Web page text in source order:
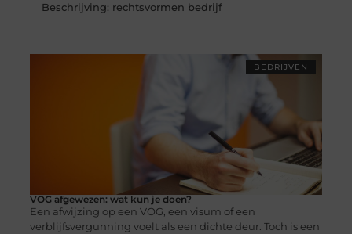
Beschrijving: rechtsvormen bedrijf
BEDRIJVEN
VOG afgewezen: wat kun je doen?
Een afwijzing op een VOG, een visum of een
verblijfsvergunning voelt als een dichte deur. Toch is een